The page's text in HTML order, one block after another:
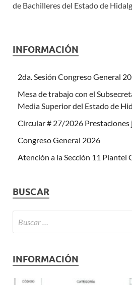
de Bachilleres del Estado de
INFORMACIÓN
2da. Sesión Congreso General
Mesa de trabajo con el
Media Superior del Estado de
Circular # 27/2026 Prestaciones
Congreso General 2026
Atención a la Sección 11 Plantel
BUSCAR
INFORMACIÓN